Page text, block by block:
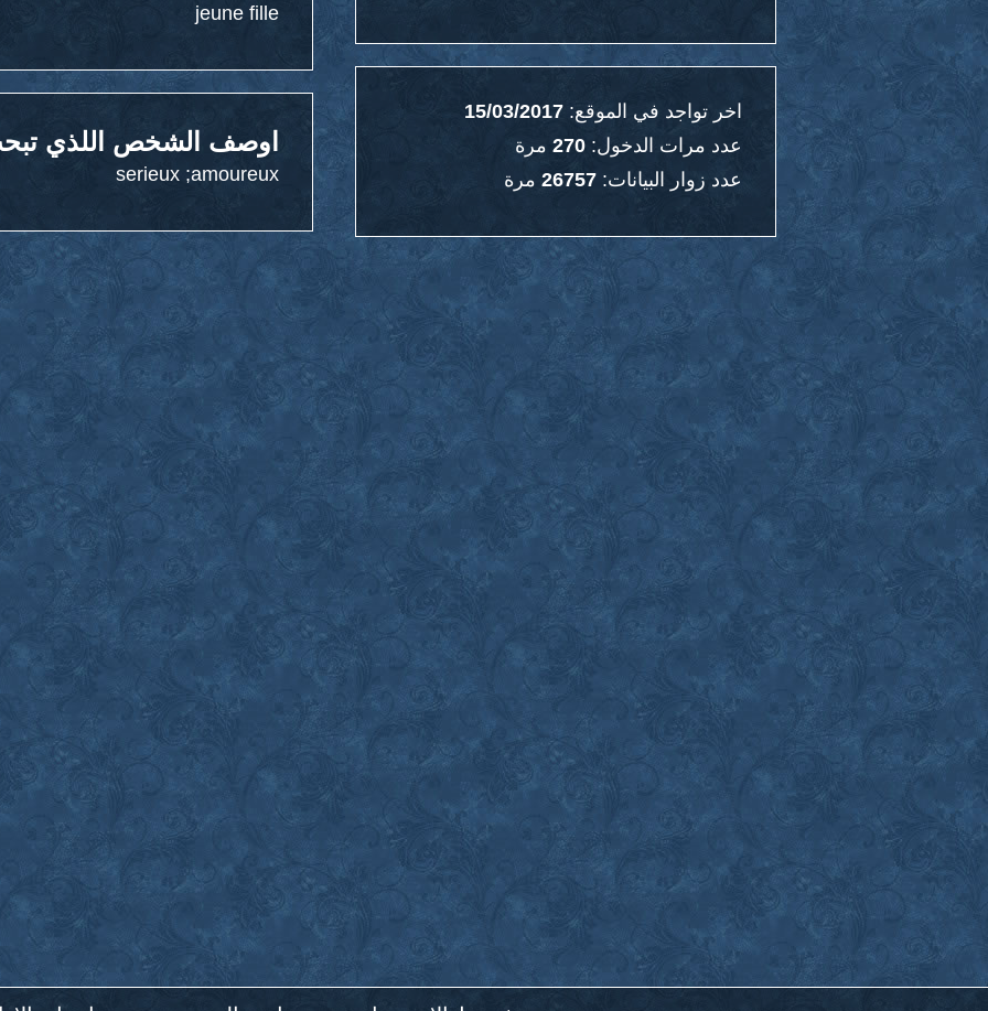
jeune fille
اوصف الشخص اللذي
serieux ;amoureux
اخر تواجد في الموقع: 15/03/2017
عدد مرات الدخول: 270 مرة
عدد زوار البيانات: 26757 مرة